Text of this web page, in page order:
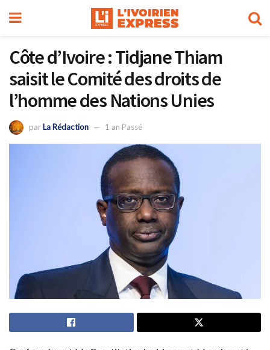
Côte d’Ivoire : Tidjane Thiam
saisit le Comité des droits de
l’homme des Nations Unies
parLa Rédaction 1 an Passé